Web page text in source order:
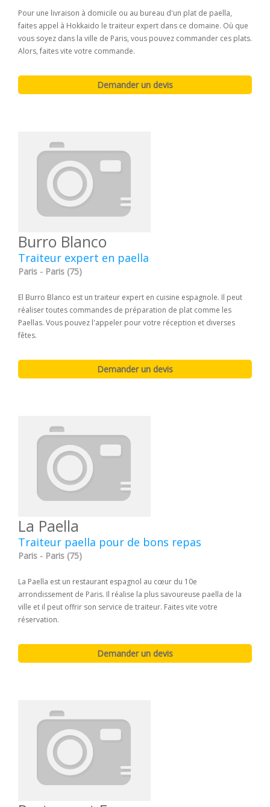
Pour une livraison à domicile ou au bureau d'un plat de paella,
faites appel à Hokkaido le traiteur expert dans ce domaine. Où que
vous soyez dans la ville de Paris, vous pouvez commander ces plats.
Alors, faites vite votre commande.
Burro Blanco
Traiteur expert en paella
Paris - Paris (75)
El Burro Blanco est un traiteur expert en cuisine espagnole. Il peut
réaliser toutes commandes de préparation de plat comme les
Paellas. Vous pouvez l'appeler pour votre réception et diverses
fêtes.
La Paella
Traiteur paella pour de bons repas
Paris - Paris (75)
La Paella est un restaurant espagnol au cœur du 10e
arrondissement de Paris. Il réalise la plus savoureuse paella de la
ville et il peut offrir son service de traiteur. Faites vite votre
réservation.